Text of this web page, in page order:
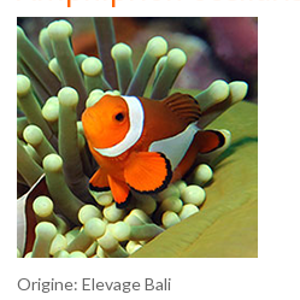
Siganus vulpinus
Détails
Origine: Elevage Bali